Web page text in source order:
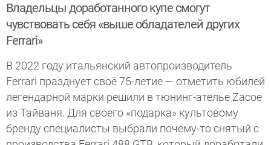
Владельцы доработанного купе смогут
чувствовать себя «выше обладателей других
Ferrari»
В 2022 году итальянский автопроизводитель
Ferrari празднует своё 75-летие — отметить юбилей
легендарной марки решили в тюнинг-ателье Zacoe
из Тайваня. Для своего «подарка» культовому
бренду специалисты выбрали почему-то снятый с